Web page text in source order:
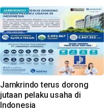
Jamkrindo terus dorong
jutaan pelaku usaha di
Indonesia